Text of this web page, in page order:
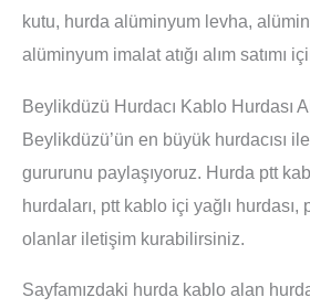
kutu, hurda alüminyum levha,
alüminyum imalat atığı alım satımı
Beylikdüzü Hurdacı Kablo Hurdası
Beylikdüzü’ün en büyük hurdacısı
gururunu paylaşıyoruz. Hurda ptt
hurdaları, ptt kablo içi yağlı
olanlar iletişim kurabilirsiniz.
Sayfamızdaki hurda kablo alan